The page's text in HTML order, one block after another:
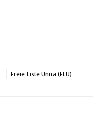
Freie Liste Unna (FLU)